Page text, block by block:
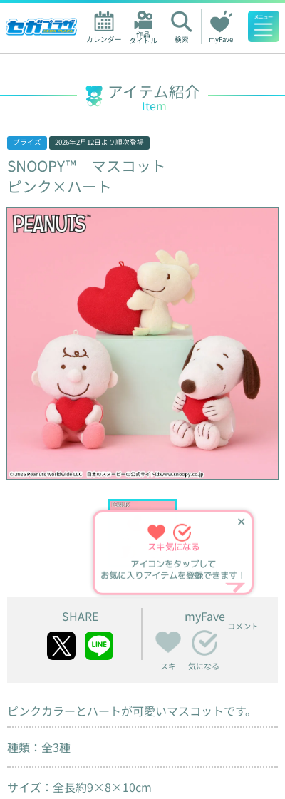
カレンダー 作品
タイトル 検索 myFave
人気ワード
アイテム紹介
Item
プライズ 2026年2月12日 より順次登場
SNOOPY™
マスコット
ピンク×ハート
✕
スキ気になる
アイコンをタップして
お気に入りアイテムを登録できます！
SHARE myFave
スキ 気になる
コメント
ピンクカラーとハートが可愛いマスコットです。
種類：全3種
サイズ：全長約9×8×10cm